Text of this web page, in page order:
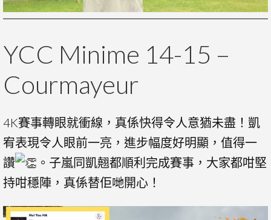
YCC Minime 14-15 –
Courmayeur
4K賽事轉眼就衝線，真係快得令人意猶未盡！凱
宥表現令人眼前一亮，進步幅度好明顯，值得一
讚
。子嵐同凱翹都順利完成賽事，大家都咁堅
持咁穩陣，真係替佢哋開心！